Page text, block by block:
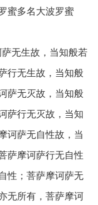
蜜多名大波罗蜜
无生故，当知般若
行无生故，当知般
萨无灭故，当知般
萨行无灭故，当知
诃萨无自性故，当
萨摩诃萨行无自性
性；菩萨摩诃萨无
无所有，菩萨摩诃